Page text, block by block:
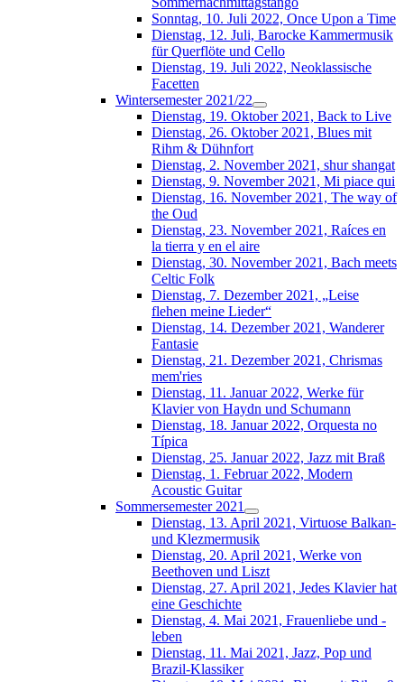
Sonntag, 10. Juli 2022, Once Upon a Time
Dienstag, 12. Juli, Barocke Kammermusik
für Querflöte und Cello
Dienstag, 19. Juli 2022, Neoklassische
Facetten
Wintersemester 2021/22
Dienstag, 19. Oktober 2021, Back to Live
Dienstag, 26. Oktober 2021, Blues mit
Rihm & Dühnfort
Dienstag, 2. November 2021, shur shangat
Dienstag, 9. November 2021, Mi piace qui
Dienstag, 16. November 2021, The way of
the Oud
Dienstag, 23. November 2021, Raíces en
la tierra y en el aire
Dienstag, 30. November 2021, Bach meets
Celtic Folk
Dienstag, 7. Dezember 2021, „Leise
flehen meine Lieder“
Dienstag, 14. Dezember 2021, Wanderer
Fantasie
Dienstag, 21. Dezember 2021, Chrismas
mem'ries
Dienstag, 11. Januar 2022, Werke für
Klavier von Haydn und Schumann
Dienstag, 18. Januar 2022, Orquesta no
Típica
Dienstag, 25. Januar 2022, Jazz mit Braß
Dienstag, 1. Februar 2022, Modern
Acoustic Guitar
Sommersemester 2021
Dienstag, 13. April 2021, Virtuose Balkan-
und Klezmermusik
Dienstag, 20. April 2021, Werke von
Beethoven und Liszt
Dienstag, 27. April 2021, Jedes Klavier hat
eine Geschichte
Dienstag, 4. Mai 2021, Frauenliebe und -
leben
Dienstag, 11. Mai 2021, Jazz, Pop und
Brazil-Klassiker